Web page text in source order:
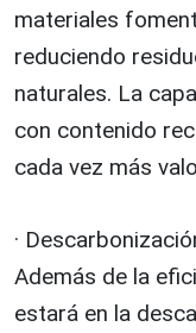
materiales
reduciendo
naturales. La
con contenido
cada vez más
·
Además de la
estará en la